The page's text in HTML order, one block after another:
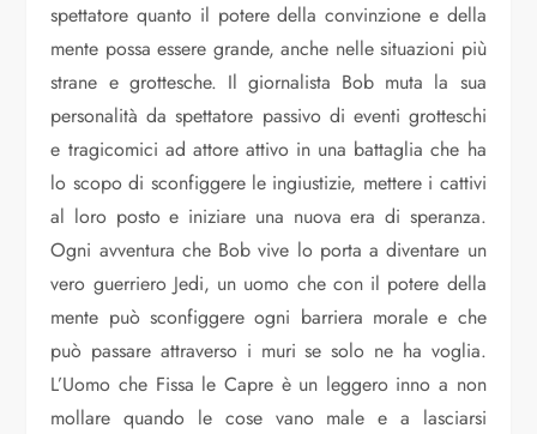
spettatore quanto il potere della convinzione e della
mente possa essere grande, anche nelle situazioni più
strane e grottesche. Il giornalista Bob muta la sua
personalità da spettatore passivo di eventi grotteschi
e tragicomici ad attore attivo in una battaglia che ha
lo scopo di sconfiggere le ingiustizie, mettere i cattivi
al loro posto e iniziare una nuova era di speranza.
Ogni avventura che Bob vive lo porta a diventare un
vero guerriero Jedi, un uomo che con il potere della
mente può sconfiggere ogni barriera morale e che
può passare attraverso i muri se solo ne ha voglia.
L’Uomo che Fissa le Capre è un leggero inno a non
mollare quando le cose vano male e a lasciarsi